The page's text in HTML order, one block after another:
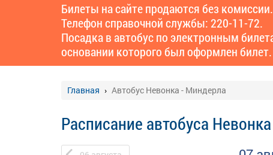
Билеты на сайте продаются без
Телефон справочной службы: 220-11-72.
Посадка в автобус по электронным
основании которого был оформлен билет.
Главная Автобус Невонка - Миндерла
Расписание автобуса